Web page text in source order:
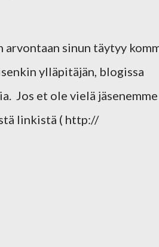
sinun täytyy
ylläpitäjän, blogissa
Jos et ole vielä
linkistä ( http://
niin mukana olet. Tässä on